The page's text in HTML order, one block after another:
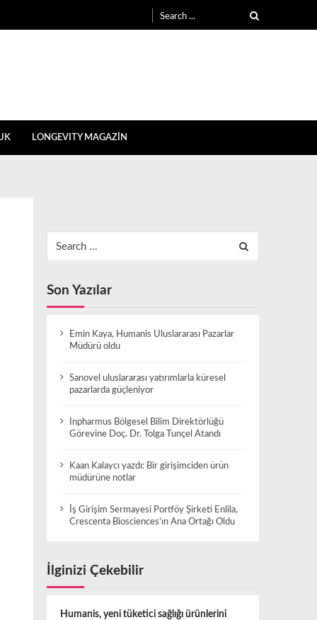
for:
LONGEVITY MAGAZİN
for:
Son Yazılar
Emin Kaya, Humanis Uluslararası Pazarlar
Müdürü oldu
Sanovel uluslararası yatırımlarla küresel
pazarlarda güçleniyor
Inpharmus Bölgesel Bilim Direktörlüğü
Görevine Doç. Dr. Tolga Tunçel Atandı
Kaan Kalaycı yazdı: Bir girişimciden ürün
müdürüne notlar
İş Girişim Sermayesi Portföy Şirketi Enlila,
Crescenta Biosciences’ın Ana Ortağı Oldu
İlginizi Çekebilir
Humanis, yeni tüketici sağlığı ürünlerini